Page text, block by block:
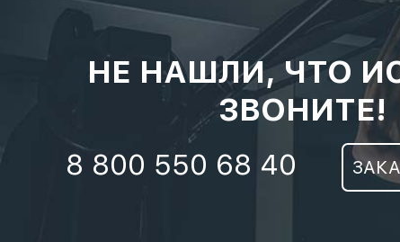
НЕ НАШЛИ, ЧТО
ЗВОНИТЕ!
8 800 550 68 40